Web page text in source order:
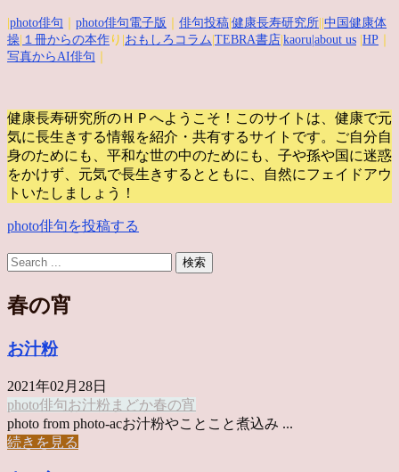
photo俳句 photo俳句電子版 俳句投稿 健康長寿研究所 中国健康体
操 １冊からの本作 り| おもしろコラム TEBRA書店 kaoru |about us HP
写真からAI俳句
健康長寿研究所のＨＰへようこそ！このサイトは、健康で元
気に長生きする情報を紹介・共有するサイトです。
ご自分自
身のためにも、平和な世の中のためにも、子や孫や国に迷惑
をかけず、元気で長生きするとともに、自然にフェイドアウ
トいたしましょう！
photo俳句を投稿する
春の宵
お汁粉
2021年02月28日
photo俳句お汁粉 まどか春の宵
photo from photo-acお汁粉やことこと煮込み ...
続きを見る